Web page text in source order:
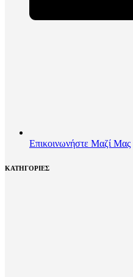
Επικοινωνήστε Μαζί Μας
ΚΑΤΗΓΟΡΙΕΣ